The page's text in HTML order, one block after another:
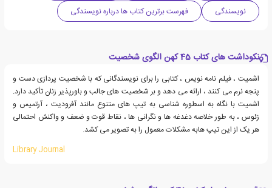
نویسندگی
فهرست برترین کتاب ها درباره نویسندگی
نکوداشت های کتاب 45 کهن الگوی شخصیت
اشمیت ، فیلم نامه نویس ، کتابی را برای نویسندگانی که با شخصیت پردازی دست و
پنجه نرم می کنند ، ارائه می دهد و بر شخصیت های جالب و باورپذیر زنان تأکید دارد.
اشمیت با نگاه به اسطوره شناسی به تیپ های متنوع مانند آفرودیت ، آرتمیس و
زئوس ، به طور خلاصه دغدغه ها و نگرانی ها ، نقاط قوت و ضعف و واکنش احتمالی
هر یک از این تیپ هابه مشکلات معمول را به تصویر می کشد.
Library Journal